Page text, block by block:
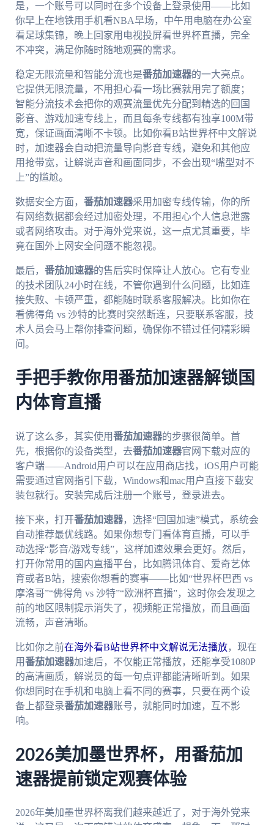
是，一个账号可以同时在多个设备上登录使用——比如
你早上在地铁用手机看NBA早场，中午用电脑在办公室
看足球集锦，晚上回家用电视投屏看世界杯直播，完全
不冲突，满足你随时随地观赛的需求。
稳定无限流量和智能分流也是番茄加速器的一大亮点。
它提供无限流量，不用担心看一场比赛就用完了额度；
智能分流技术会把你的观赛流量优先分配到精选的回国
影音、游戏加速专线上，而且每条专线都有独享100M带
宽，保证画面清晰不卡顿。比如你看B站世界杯中文解说
时，加速器会自动把流量导向影音专线，避免和其他应
用抢带宽，让解说声音和画面同步，不会出现“嘴型对不
上”的尴尬。
数据安全方面， 番茄加速器采用加密专线传输，你的所
有网络数据都会经过加密处理，不用担心个人信息泄露
或者网络攻击。对于海外党来说，这一点尤其重要，毕
竟在国外上网安全问题不能忽视。
最后， 番茄加速器的售后实时保障让人放心。它有专业
的技术团队24小时在线，不管你遇到什么问题，比如连
接失败、卡顿严重，都能随时联系客服解决。比如你在
看佛得角 vs 沙特的比赛时突然断连，只要联系客服，技
术人员会马上帮你排查问题，确保你不错过任何精彩瞬
间。
手把手教你用番茄加速器解锁国
内体育直播
说了这么多，其实使用番茄加速器的步骤很简单。首
先，根据你的设备类型，去番茄加速器官网下载对应的
客户端——Android用户可以在应用商店找，iOS用户可能
需要通过官网指引下载，Windows和mac用户直接下载安
装包就行。安装完成后注册一个账号，登录进去。
接下来，打开番茄加速器，选择“回国加速”模式，系统会
自动推荐最优线路。如果你想专门看体育直播，可以手
动选择“影音/游戏专线”，这样加速效果会更好。然后，
打开你常用的国内直播平台，比如腾讯体育、爱奇艺体
育或者B站，搜索你想看的赛事——比如“世界杯巴西 vs
摩洛哥”“佛得角 vs 沙特”“欧洲杯直播”，这时你会发现之
前的地区限制提示消失了，视频能正常播放，而且画面
流畅，声音清晰。
比如你之前在海外看B站世界杯中文解说无法播放，现在
用番茄加速器加速后，不仅能正常播放，还能享受1080P
的高清画质，解说员的每一句点评都能清晰听到。如果
你想同时在手机和电脑上看不同的赛事，只要在两个设
备上都登录番茄加速器账号，就能同时加速，互不影
响。
2026美加墨世界杯，用番茄加
速器提前锁定观赛体验
2026年美加墨世界杯离我们越来越近了，对于海外党来